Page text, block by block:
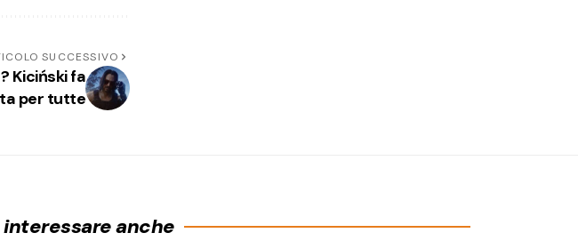
SUCCESSIVO
Kiciński fa
per tutte
anche